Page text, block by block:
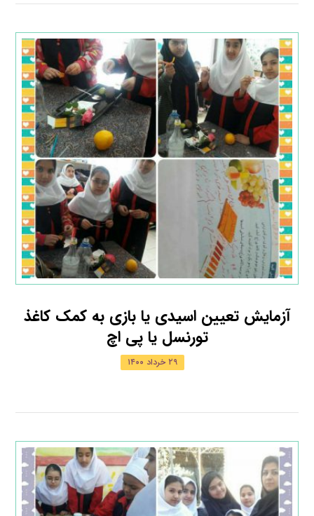
آزمایش تعیین اسیدی یا بازی به کمک کاغذ
تورنسل یا پی اچ
۲۹ خرداد ۱۴۰۰